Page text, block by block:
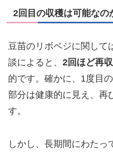
2回目の収穫は可能なの
豆苗のリボベジに関して
談によると、 2回ほど再
的です。確かに、1度目
部分は健康的に見え、再
す。
しかし、長期間にわたっ